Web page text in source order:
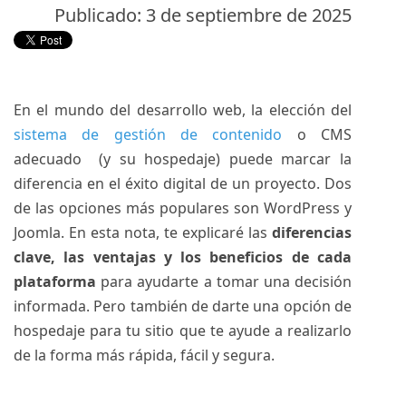
Publicado: 3 de septiembre de 2025
En el mundo del desarrollo web, la elección del
sistema de gestión de contenido o CMS
adecuado (y su hospedaje) puede marcar la
diferencia en el éxito digital de un proyecto. Dos
de las opciones más populares son WordPress y
Joomla. En esta nota, te explicaré las diferencias
clave, las ventajas y los beneficios de cada
plataforma para ayudarte a tomar una decisión
informada. Pero también de darte una opción de
hospedaje para tu sitio que te ayude a realizarlo
de la forma más rápida, fácil y segura.